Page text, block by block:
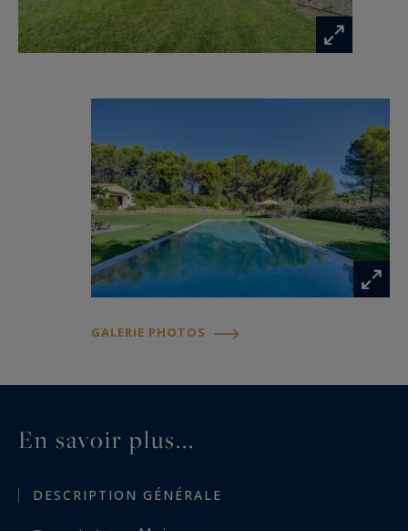
bains ainsi qu’une seconde chambre double avec
salle d’eau.
appréciable pour accueillir famille ou amis
pendant votre séjour.
Le salon, les chambres de l’étage ainsi que le
studio sont climatisés.
À l’extérieur, le parc paysager est
majestueux, sa grande pelouse et sa roseraie. La
entièrement naturel.
On aime:
GALERIE PHOTOS
En savoir plus...
DESCRIPTION GÉNÉRALE